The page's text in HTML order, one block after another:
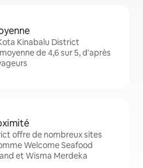
Kinabalu District
de 4,6 sur 5, d'après
offre de nombreux sites
Welcome Seafood
et Wisma Merdeka